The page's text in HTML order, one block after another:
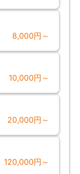
8,000円～
10,000円～
20,000円～
120,000円～